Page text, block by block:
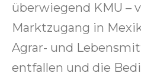
überwiegend KMU –
Marktzugang in
Agrar- und
entfallen und die